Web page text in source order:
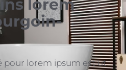
lorem
pour lorem ipsum est ut